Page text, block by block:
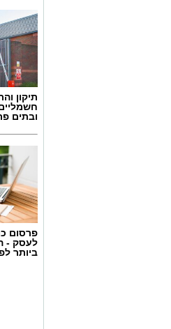
גיוס
במסגרת
ולהוביל
תיקון
ובתים
פרסום
לעסק -
ביותר